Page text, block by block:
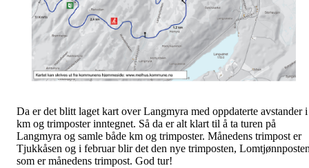
Da er det blitt laget kart over Langmyra med oppdaterte avstander i
km og trimposter inntegnet. Så da er alt klart til å ta turen på
Langmyra og samle både km og trimposter. Månedens trimpost er
Tjukkåsen og i februar blir det den nye trimposten,
som er månedens trimpost. God tur!